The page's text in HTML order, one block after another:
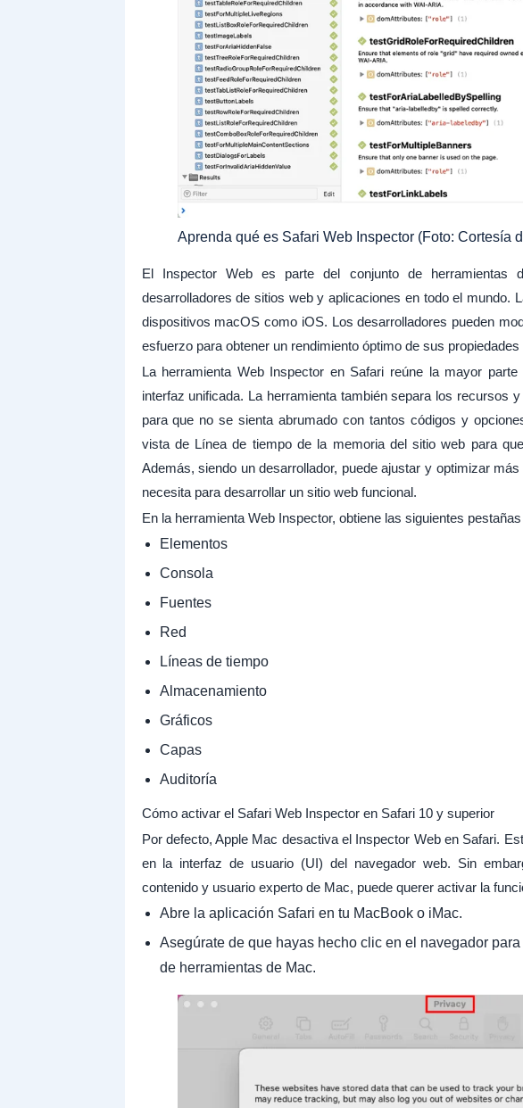
Aprenda qué es Safari Web Inspector (Foto: Cortesía
El Inspector Web es parte del conjunto de herramientas
desarrolladores de sitios web y aplicaciones en todo el mundo.
dispositivos macOS como iOS. Los desarrolladores pueden
esfuerzo para obtener un rendimiento óptimo de sus propiedades
La herramienta Web Inspector en Safari reúne la mayor
interfaz unificada. La herramienta también separa los recursos
para que no se sienta abrumado con tantos códigos y
vista de Línea de tiempo de la memoria del sitio web para
Además, siendo un desarrollador, puede ajustar y optimizar
necesita para desarrollar un sitio web funcional.
En la herramienta Web Inspector, obtiene las siguientes
Elementos
Consola
Fuentes
Red
Líneas de tiempo
Almacenamiento
Gráficos
Capas
Auditoría
Cómo activar el Safari Web Inspector en Safari 10 y superior
Por defecto, Apple Mac desactiva el Inspector Web en Safari.
en la interfaz de usuario (UI) del navegador web. Sin
contenido y usuario experto de Mac, puede querer activar la
Abre la aplicación Safari en tu MacBook o iMac.
Asegúrate de que hayas hecho clic en el navegador
de herramientas de Mac.